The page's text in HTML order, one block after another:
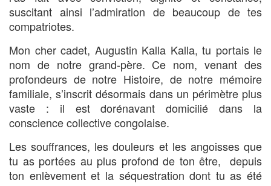
suscitant ainsi l’admiration de beaucoup de tes
compatriotes.
Mon cher cadet, Augustin Kalla Kalla, tu portais le
nom de notre grand-père. Ce nom, venant des
profondeurs de notre Histoire, de notre mémoire
familiale, s’inscrit désormais dans un périmètre plus
vaste : il est dorénavant domicilié dans la
conscience collective congolaise.
Les souffrances, les douleurs et les angoisses que
tu as portées au plus profond de ton être, depuis
ton enlèvement et la séquestration dont tu as été